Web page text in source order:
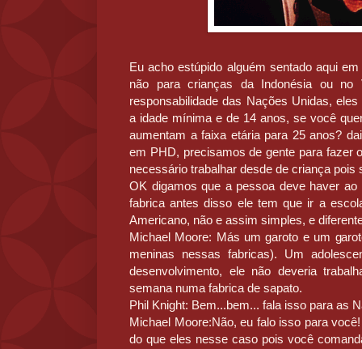
Eu acho estúpido alguém sentado aqui
não para crianças da Indonésia ou no
responsabilidade das Nações Unidas,
a idade mínima e de 14 anos, se você
aumentam a faixa etária para 25 anos?
em PHD, precisamos de gente para fazer
necessário trabalhar desde de criança
OK digamos que a pessoa deve haver
fabrica antes disso ele tem que ir a
Americano, não e assim simples, e
Michael Moore: Más um garoto e um
meninas nessas fabricas). Um
desenvolvimento, ele não deveria
semana numa fabrica de sapato.
Phil Knight: Bem...bem... fala isso para as
Michael Moore:Não, eu falo isso para
do que eles nesse caso pois você